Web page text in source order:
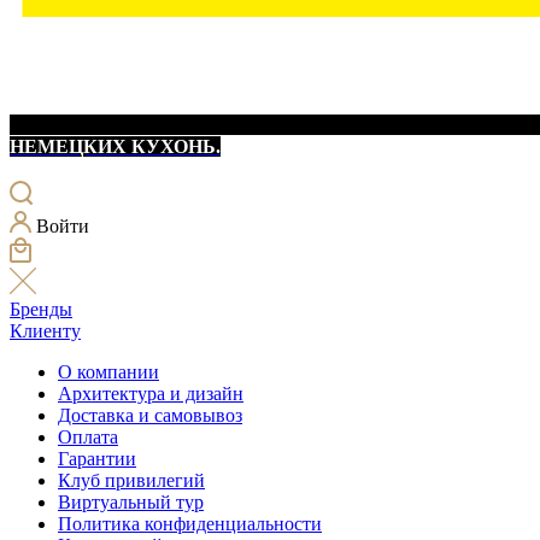
НЕМЕЦКИХ КУХОНЬ.
Войти
Бренды
Клиенту
О компании
Архитектура и дизайн
Доставка и самовывоз
Оплата
Гарантии
Клуб привилегий
Виртуальный тур
Политика конфиденциальности